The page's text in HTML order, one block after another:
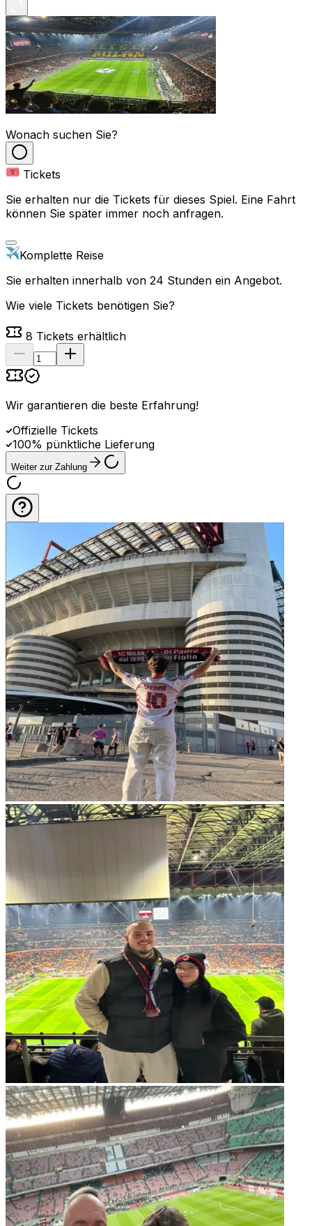
Wonach suchen Sie?
Tickets
Sie erhalten nur die Tickets für dieses Spiel. Eine Fahrt
können Sie später immer noch anfragen.
Komplette Reise
Sie erhalten innerhalb von 24 Stunden ein Angebot.
Wie viele Tickets benötigen Sie?
8 Tickets erhältlich
Wir garantieren die beste Erfahrung!
Offizielle Tickets
100% pünktliche Lieferung
Weiter zur Zahlung